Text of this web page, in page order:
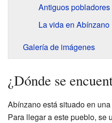
Antiguos pobladores
La vida en Abínzano
Galería de imágenes
¿Dónde se
Abínzano está situado en
Para llegar a este pueblo, se